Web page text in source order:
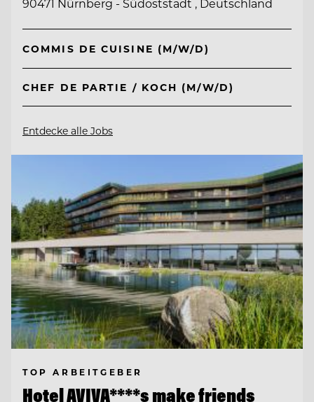
90471 Nürnberg - Südoststadt , Deutschland
COMMIS DE CUISINE (M/W/D)
CHEF DE PARTIE / KOCH (M/W/D)
Entdecke alle Jobs
TOP ARBEITGEBER
Hotel AVIVA****s make friends